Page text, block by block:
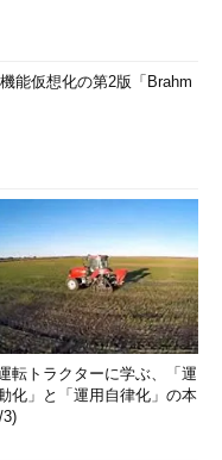
能仮想化の第2版「Brahm
転トラクターに学ぶ、「運
化」と「運用自律化」の本
3)